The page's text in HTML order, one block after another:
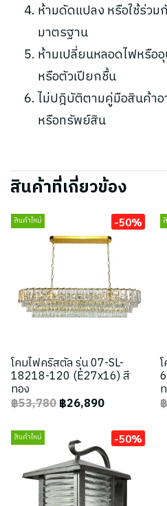
ห้ามดัดแปลง หรือใช้ร่ว
มาตรฐาน
ห้ามเปลี่ยนหลอดไฟหรื
หรือตัวเปียกชื้น
ไม่ปฎิบัติตามคู่มือสินค้า
หรือทรัพย์สิน
สินค้าที่เกี่ยวข้อง
สินค้าใหม่ -50%
โคมไฟคริสตัล รุ่น 07-SL-
18218-120 (E27x16) สี
ทอง
฿53,780฿26,890
สินค้าใหม่ -50%